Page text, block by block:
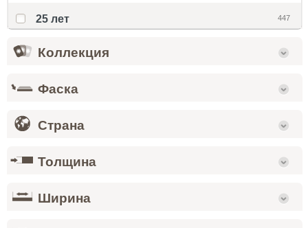
25 лет 447
Коллекция
Фаска
Страна
Толщина
Ширина